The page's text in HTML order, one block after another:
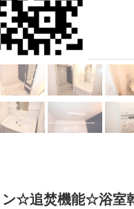
ン☆追焚機能☆浴